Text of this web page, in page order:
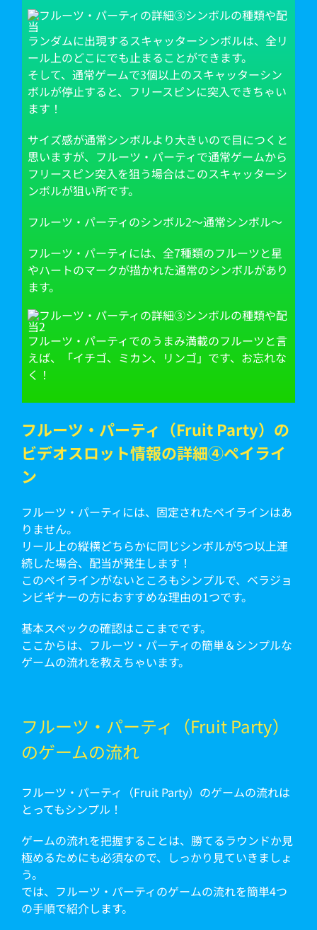
ランダムに出現するスキャッターシンボルは、全リ
ール上のどこにでも止まることができます。
そして、通常ゲームで3個以上のスキャッターシン
ボルが停止すると、フリースピンに突入できちゃい
ます！
サイズ感が通常シンボルより大きいので目につくと
思いますが、フルーツ・パーティで通常ゲームから
フリースピン突入を狙う場合はこのスキャッターシ
ンボルが狙い所です。
フルーツ・パーティのシンボル2～通常シンボル～
フルーツ・パーティには、全7種類のフルーツと星
やハートのマークが描かれた通常のシンボルがあり
ます。
フルーツ・パーティでのうまみ満載のフルーツと言
えば、「イチゴ、ミカン、リンゴ」です、お忘れな
く！
フルーツ・パーティ（Fruit Party）の
ビデオスロット情報の詳細④ペイライ
ン
フルーツ・パーティには、固定されたペイラインはあ
りません。
リール上の縦横どちらかに同じシンボルが5つ以上連
続した場合、配当が発生します！
このペイラインがないところもシンプルで、ベラジョ
ンビギナーの方におすすめな理由の1つです。
基本スペックの確認はここまでです。
ここからは、フルーツ・パーティの簡単＆シンプルな
ゲームの流れを教えちゃいます。
フルーツ・パーティ（Fruit Party）
のゲームの流れ
フルーツ・パーティ（Fruit Party）のゲームの流れは
とってもシンプル！
ゲームの流れを把握することは、勝てるラウンドか見
極めるためにも必須なので、しっかり見ていきましょ
う。
では、フルーツ・パーティのゲームの流れを簡単4つ
の手順で紹介します。